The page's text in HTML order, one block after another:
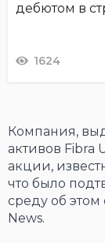
дебютом в
1624
Компания,
активов Fibra
акции,
что было
среду об
News.